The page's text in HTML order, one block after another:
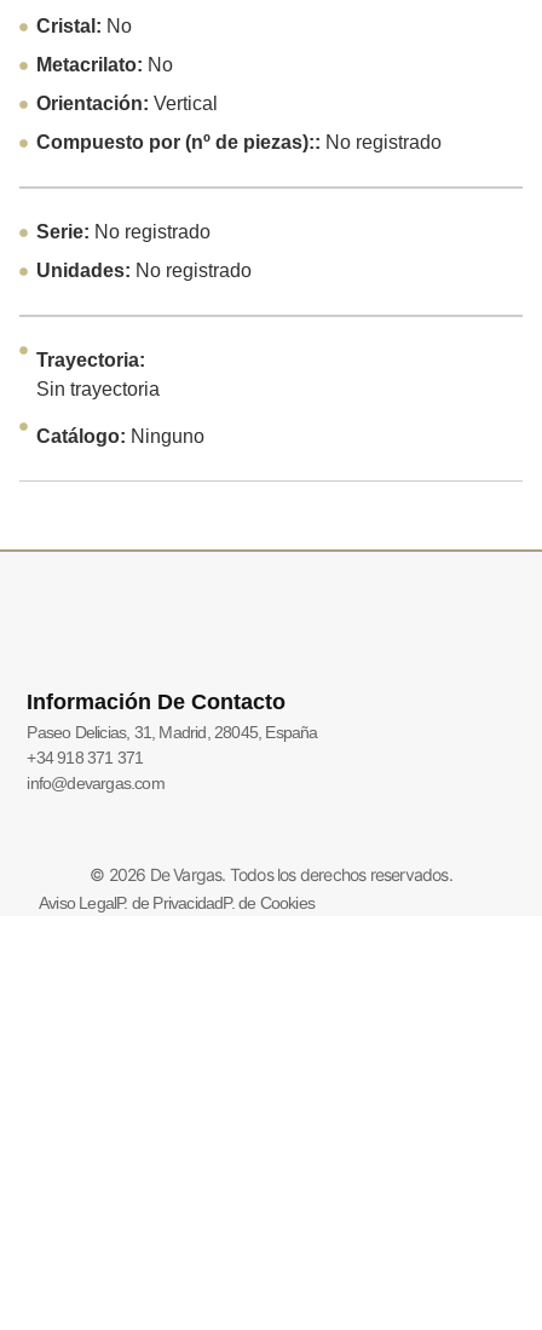
Cristal: No
Metacrilato: No
Orientación: Vertical
Compuesto por (nº de piezas):: No registrado
Serie: No registrado
Unidades: No registrado
Trayectoria:
Sin trayectoria
Catálogo: Ninguno
Información De Contacto
Paseo Delicias, 31, Madrid, 28045, España
+34 918 371 371
info@devargas.com
© 2026 De Vargas. Todos los derechos reservados.
Aviso LegalP. de PrivacidadP. de Cookies